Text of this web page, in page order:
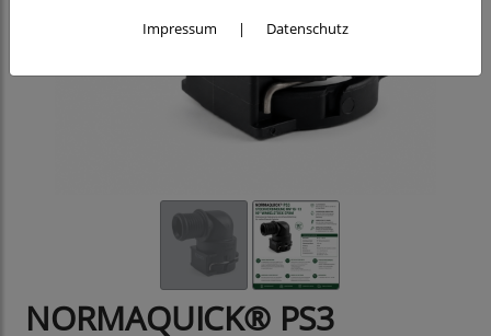
NORMAQUICK® PS3
Impressum | Datenschutz